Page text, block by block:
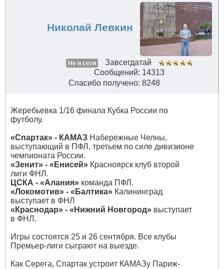
Николай Левкин
Не в сети
Завсегдатай
Сообщений: 14313
Спасибо получено: 8248
Жеребьевка 1/16 финала Кубка России по
футболу.
«Спартак» - КАМАЗ Набережные Челны,
выступающий в ПФЛ, третьем по силе дивизионе
чемпионата России.
«Зенит» - «Енисей» Красноярск клуб второй
лиги ФНЛ.
ЦСКА - «Алания» команда ПФЛ.
«Локомотив» - «Балтика» Калининград
выступает в ФНЛ
«Краснодар» - «Нижний Новгород» выступает
в ФНЛ.
Игры состоятся 25 и 26 сентября. Все клубы
Премьер-лиги сыграют на выезде.
Как Серега, Спартак устроит КАМАЗу Париж-